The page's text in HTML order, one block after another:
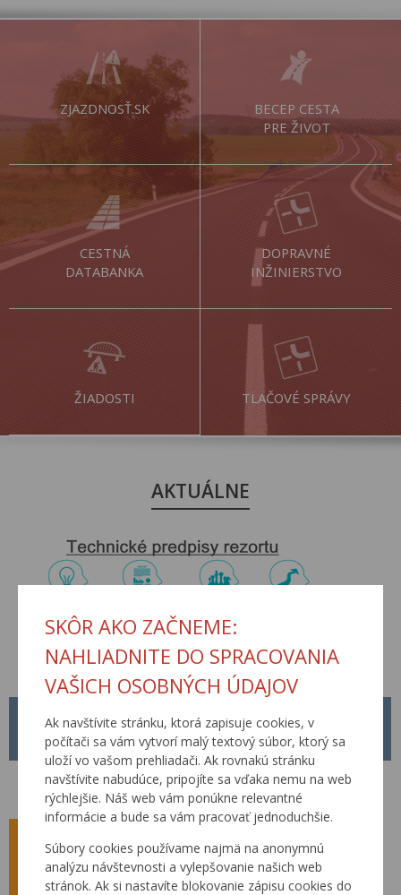
SKÔR AKO ZAČNEME:
NAHLIADNITE DO SPRACOVANIA
VAŠICH OSOBNÝCH ÚDAJOV
Ak navštívite stránku, ktorá zapisuje cookies, v
počítači sa vám vytvorí malý textový súbor, ktorý sa
uloží vo vašom prehliadači. Ak rovnakú stránku
navštívite nabudúce, pripojíte sa vďaka nemu na web
rýchlejšie. Náš web vám ponúkne relevantné
informácie a bude sa vám pracovať jednoduchšie.
Súbory cookies používame najmä na anonymnú
analýzu návštevnosti a vylepšovanie našich web
stránok. Ak si nastavíte blokovanie zápisu cookies do
ZJAZDNOSŤ.SK
BECEP CESTA
PRE ŽIVOT
CESTNÁ
DATABANKA
DOPRAVNÉ
INŽINIERSTVO
ŽIADOSTI TLAČOVÉ SPRÁVY
AKTUÁLNE
METODICKÝ POKYN MP Č. 1/2026
01.04.2026
Od 01.04.2026 je platný nový Metodický pokyn MP č. 1/2026 pre
tvorbu, schvaľovanie a zverejňovanie Technických predpisov rezortu
Ministerstva dopravy Slovenskej republiky.